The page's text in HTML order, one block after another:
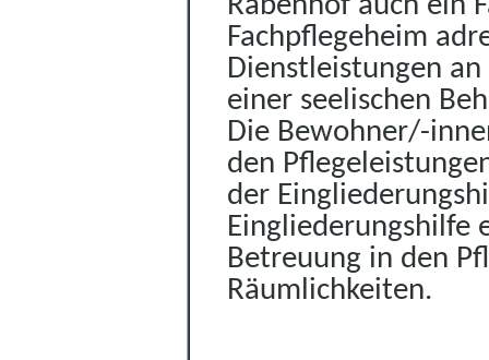
Fachpflegeheim
Dienstleistungen
einer seelischen
Die Bewohner/-
den
der
Eingliederungshilfe
Betreuung in den
Räumlichkeiten.